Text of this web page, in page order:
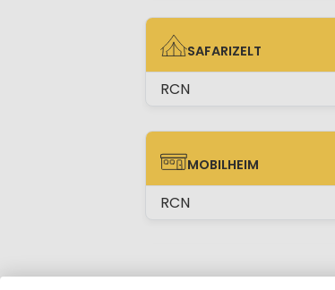
SAFARIZELT
SAFARIZELT
RCN
MOBILHEIM
MOBILHEIM
RCN